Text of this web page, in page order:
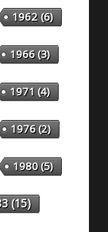
1962(6)
1966(3)
1971 (4)
1976(2)
1980(5)
(15)